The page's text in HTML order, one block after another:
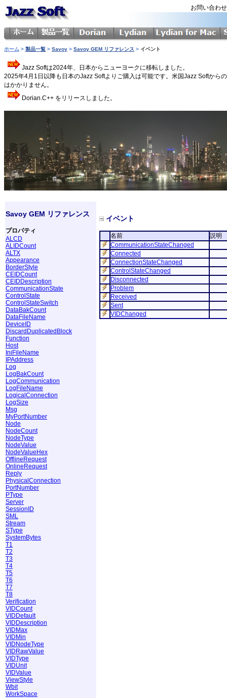
お問い合わ
ホーム > 製品一覧 > Savoy > Savoy GEM リファレンス > イベント
Jazz Softは2024年、日本からニューヨークに移転しました。
2025年4月1日以降も日本のJazz Softよりご購入は可能です。米国Jazz Softから
はかかりません。
Dorian.C++ をリリースしました。
Savoy GEM リファレンス
プロパティ
ALCD
ALIDCount
ALTX
Appearance
BorderStyle
CEIDCount
CEIDDescription
CommunicationState
ControlState
ControlStateSwitch
DataBakCount
DataFileName
DeviceID
DiscardDuplicatedBlock
Function
Host
IniFileName
IPAddress
Log
LogBakCount
LogCommunication
LogFileName
LogicalConnection
LogSize
Msg
MyPortNumber
Node
NodeCount
NodeType
NodeValue
NodeValueHex
OfflineRequest
OnlineRequest
Reply
PhysicalConnection
PortNumber
PType
Server
SessionID
SML
Stream
SType
SystemBytes
T1
T2
T3
T4
T5
T6
T7
T8
Verification
VIDCount
VIDDefault
VIDDescription
VIDMax
VIDMin
VIDNodeType
VIDRawValue
VIDType
VIDUnit
VIDValue
ViewStyle
Wbit
WorkSpace
イベント
名前
説明
CommunicationStateChanged
Connected
ConnectionStateChanged
ControlStateChanged
Disconnected
Problem
Received
Sent
VIDChanged